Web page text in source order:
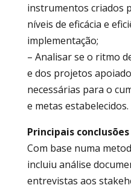
instrumentos criados
níveis de eficácia e
implementação;
– Analisar se o ritmo
e dos projetos
necessárias para o
e metas estabelecidos.
Principais conclusões
Com base numa
incluiu análise
entrevistas aos